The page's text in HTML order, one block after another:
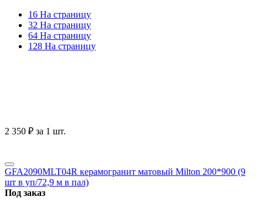
16 На страницу
32 На страницу
64 На страницу
128 На страницу
2 350 ₽ за 1 шт.
GFA2090MLT04R керамогранит матовый Milton 200*900 (9
шт в уп/72,9 м в пал)
Под заказ